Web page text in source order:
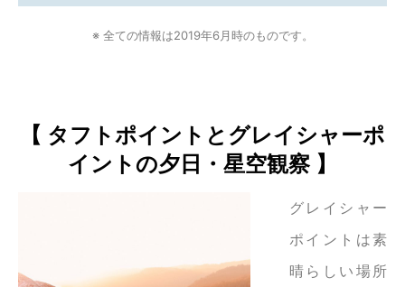
※ 全ての情報は2019年6月時のものです。
【 タフトポイントとグレイシャーポ
イントの夕日・星空観察 】
グレイシャー
ポイントは素
晴らしい場所